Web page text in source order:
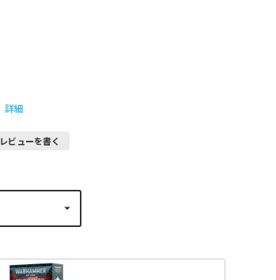
詳細
レビューを書く